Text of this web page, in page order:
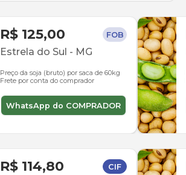
R$ 125,00 FOB
Estrela do Sul - MG
Preço da soja (bruto) por saca de 60kg
Frete por conta do comprador
WhatsApp do COMPRADOR
R$ 114,80 CIF